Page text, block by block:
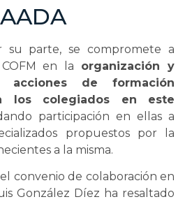
su parte, se compromete a
en la organización y
acciones de formación
los colegiados en este
participación en ellas a
propuestos por la
a la misma.
convenio de colaboración en
González Díez ha resaltado